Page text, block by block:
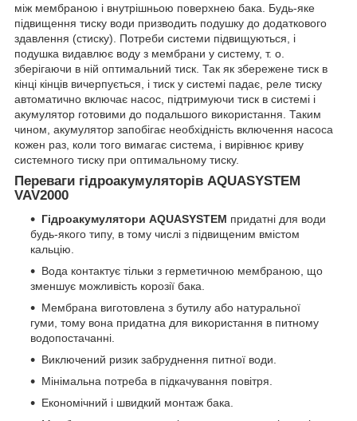
між мембраною і внутрішньою поверхнею бака. Будь-яке
підвищення тиску води призводить подушку до додаткового
здавлення (стиску). Потреби системи підвищуються, і
подушка видавлює воду з мембрани у систему, т. о.
зберігаючи в ній оптимальний тиск. Так як збережене тиск в
кінці кінців вичерпується, і тиск у системі падає, реле тиску
автоматично включає насос, підтримуючи тиск в системі і
акумулятор готовими до подальшого використання. Таким
чином, акумулятор запобігає необхідність включення насоса
кожен раз, коли того вимагає система, і вирівнює криву
системного тиску при оптимальному тиску.
Переваги гідроакумуляторів AQUASYSTEM
VAV2000
Гідроакумулятори AQUASYSTEM придатні для води
будь-якого типу, в тому числі з підвищеним вмістом
кальцію.
Вода контактує тільки з герметичною мембраною, що
зменшує можливість корозії бака.
Мембрана виготовлена з бутилу або натуральної
гуми, тому вона придатна для використання в питному
водопостачанні.
Виключений ризик забруднення питної води.
Мінімальна потреба в підкачування повітря.
Економічний і швидкий монтаж бака.